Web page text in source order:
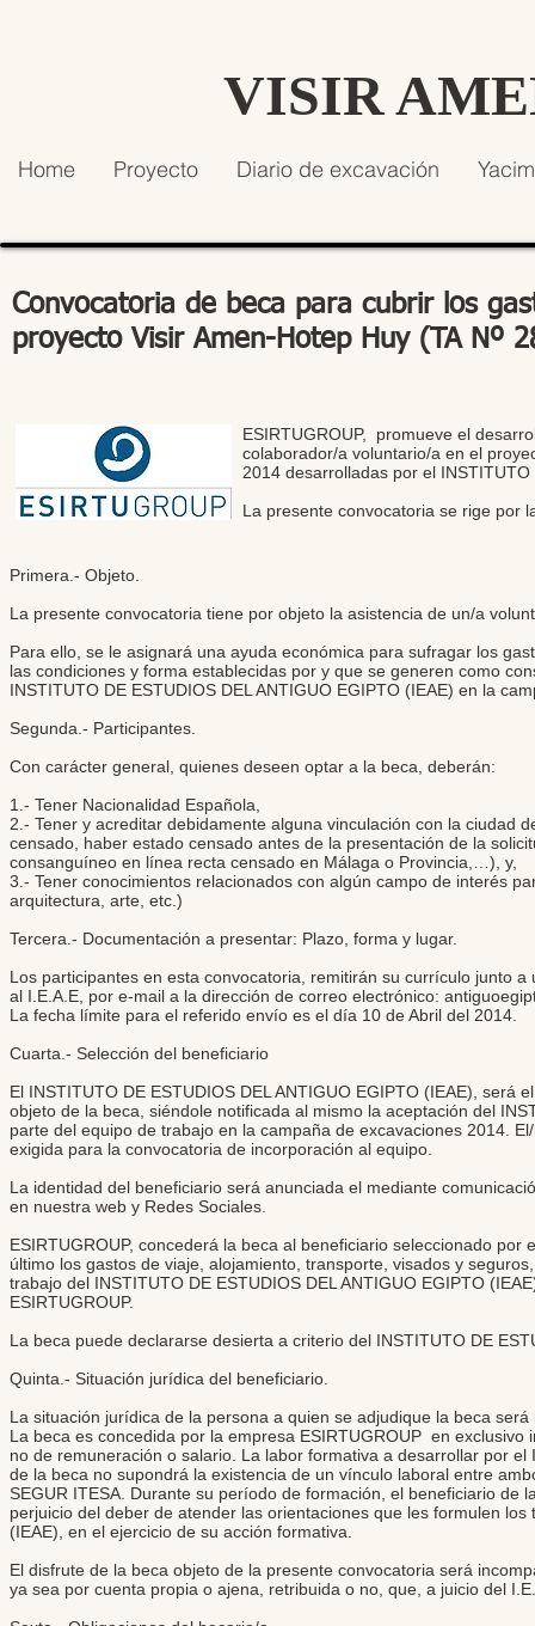
VISIR
Home Proyecto Diario de excavación
Convocatoria de beca para cubrir los
proyecto Visir Amen-Hotep Huy (TA Nº
ESIRTUGROUP, promueve el
colaborador/a voluntario/a en el
2014 desarrolladas por el
La presente convocatoria se rige por
Primera.- Objeto.
La presente convocatoria tiene por objeto la asistencia de un/a
Para ello, se le asignará una ayuda económica para sufragar los
las condiciones y forma establecidas por y que se generen como
INSTITUTO DE ESTUDIOS DEL ANTIGUO EGIPTO (IEAE) en la
Segunda.- Participantes.
Con carácter general, quienes deseen optar a la beca, deberán:
1.- Tener Nacionalidad Española,
2.- Tener y acreditar debidamente alguna vinculación con la ciudad
censado, haber estado censado antes de la presentación de la
consanguíneo en línea recta censado en Málaga o Provincia,…), y,
3.- Tener conocimientos relacionados con algún campo de interés
arquitectura, arte, etc.)
Tercera.- Documentación a presentar: Plazo, forma y lugar.
Los participantes en esta convocatoria, remitirán su currículo junto
al I.E.A.E, por e-mail a la dirección de correo electrónico:
La fecha límite para el referido envío es el día 10 de Abril del 2014.
Cuarta.- Selección del beneficiario
El INSTITUTO DE ESTUDIOS DEL ANTIGUO EGIPTO (IEAE),
objeto de la beca, siéndole notificada al mismo la aceptación del
parte del equipo de trabajo en la campaña de excavaciones 2014.
exigida para la convocatoria de incorporación al equipo.
La identidad del beneficiario será anunciada el mediante
en nuestra web y Redes Sociales.
ESIRTUGROUP, concederá la beca al beneficiario seleccionado
último los gastos de viaje, alojamiento, transporte, visados y
trabajo del INSTITUTO DE ESTUDIOS DEL ANTIGUO EGIPTO
ESIRTUGROUP.
La beca puede declararse desierta a criterio del INSTITUTO DE
Quinta.- Situación jurídica del beneficiario.
La situación jurídica de la persona a quien se adjudique la beca será
La beca es concedida por la empresa ESIRTUGROUP en
no de remuneración o salario. La labor formativa a desarrollar por
de la beca no supondrá la existencia de un vínculo laboral entre
SEGUR ITESA. Durante su período de formación, el beneficiario de
perjuicio del deber de atender las orientaciones que les formulen
(IEAE), en el ejercicio de su acción formativa.
El disfrute de la beca objeto de la presente convocatoria será
ya sea por cuenta propia o ajena, retribuida o no, que, a juicio del